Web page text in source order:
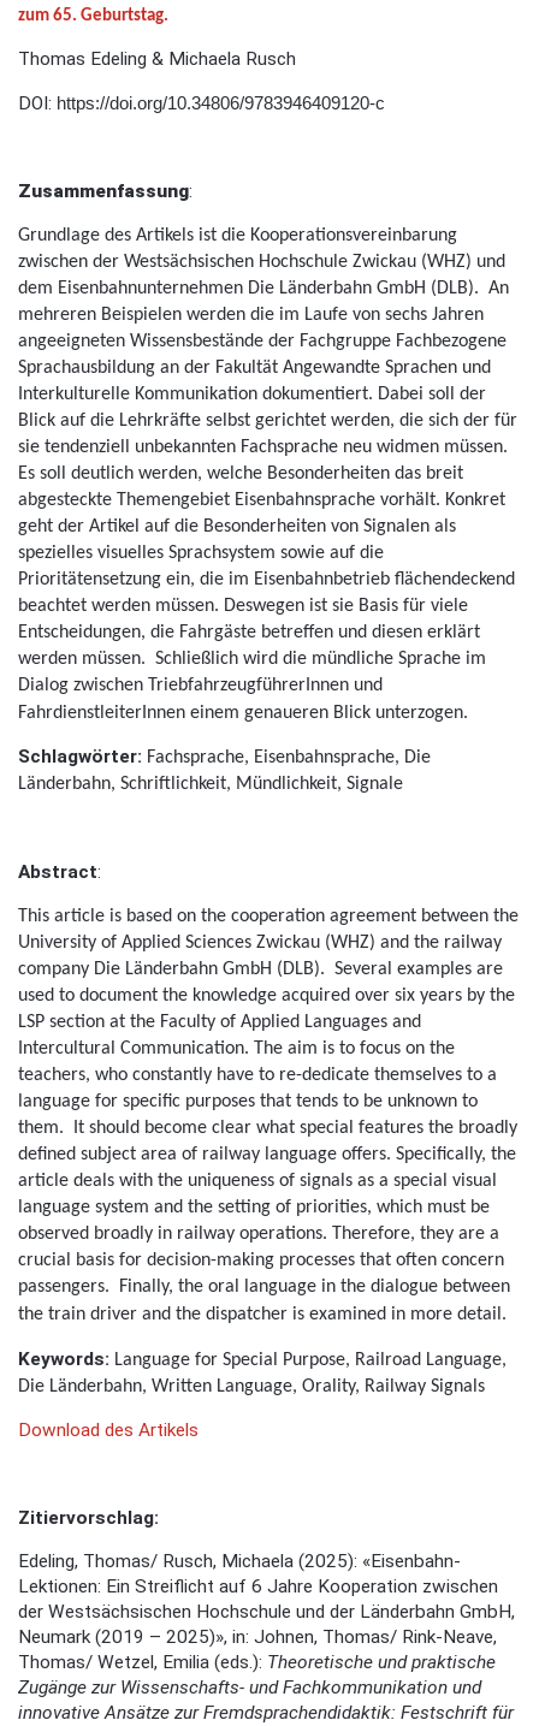
zum 65. Geburtstag.
Thomas Edeling & Michaela Rusch
DOI: https://doi.org/10.34806/9783946409120-c
Zusammenfassung:
Grundlage des Artikels ist die Kooperationsvereinbarung
zwischen der Westsächsischen Hochschule Zwickau (WHZ) und
dem Eisenbahnunternehmen Die Länderbahn GmbH (DLB). An
mehreren Beispielen werden die im Laufe von sechs Jahren
angeeigneten Wissensbestände der Fachgruppe Fachbezogene
Sprachausbildung an der Fakultät Angewandte Sprachen und
Interkulturelle Kommunikation dokumentiert. Dabei soll der
Blick auf die Lehrkräfte selbst gerichtet werden, die sich der für
sie tendenziell unbekannten Fachsprache neu widmen müssen.
Es soll deutlich werden, welche Besonderheiten das breit
abgesteckte Themengebiet Eisenbahnsprache vorhält. Konkret
geht der Artikel auf die Besonderheiten von Signalen als
spezielles visuelles Sprachsystem sowie auf die
Prioritätensetzung ein, die im Eisenbahnbetrieb flächendeckend
beachtet werden müssen. Deswegen ist sie Basis für viele
Entscheidungen, die Fahrgäste betreffen und diesen erklärt
werden müssen. Schließlich wird die mündliche Sprache im
Dialog zwischen TriebfahrzeugführerInnen und
FahrdienstleiterInnen einem genaueren Blick unterzogen.
Schlagwörter: Fachsprache, Eisenbahnsprache, Die
Länderbahn, Schriftlichkeit, Mündlichkeit, Signale
Abstract:
This article is based on the cooperation agreement between the
University of Applied Sciences Zwickau (WHZ) and the railway
company Die Länderbahn GmbH (DLB). Several examples are
used to document the knowledge acquired over six years by the
LSP section at the Faculty of Applied Languages and
Intercultural Communication. The aim is to focus on the
teachers, who constantly have to re-dedicate themselves to a
language for specific purposes that tends to be unknown to
them.
It should become clear what special features the broadly
defined subject area of railway language offers. Specifically, the
article deals with the uniqueness of signals as a special visual
language system and the setting of priorities, which must be
observed broadly in railway operations. Therefore, they are a
crucial basis for decision-making processes that often concern
passengers.
Finally, the oral language in the dialogue between
the train driver and the dispatcher is examined in more detail.
Keywords: Language for Special Purpose, Railroad Language,
Die Länderbahn, Written Language, Orality, Railway Signals
Download des Artikels
Zitiervorschlag:
Edeling, Thomas/ Rusch, Michaela (2025): «Eisenbahn-
Lektionen: Ein Streiflicht auf 6 Jahre Kooperation zwischen
der Westsächsischen Hochschule und der Länderbahn GmbH,
Neumark (2019 – 2025)», in: Johnen, Thomas/ Rink-Neave,
Thomas/ Wetzel, Emilia (eds.): Theoretische und praktische
Zugänge zur Wissenschafts- und Fachkommunikation und
innovative Ansätze zur Fremdsprachendidaktik: Festschrift für